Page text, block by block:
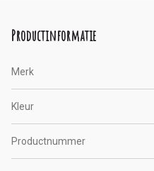
Productinformatie
Merk
Kleur
Productnummer